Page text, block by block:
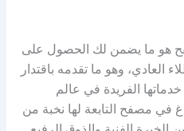
هو ما يضمن لك الحصول على
العادي، وهو ما تقدمه باقتدار
الفريدة في عالم
مصفح التابعة لها نخبة من